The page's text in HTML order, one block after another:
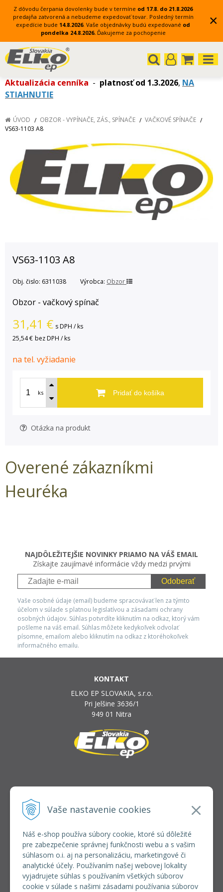
Vaše nastavenie cookies
Náš e-shop používa súbory cookie, ktoré sú dôležité
pre zabezpečenie správnej funkčnosti webu a s vašim
súhlasom o.i. aj na personalizáciu, marketingové či
analytické účely. Používaním našej webovej lokality
vyjadrujete súhlas s používaním všetkých súborov
cookie v súlade s našimi zásadami používania súborov
Z dôvodu čerpania dovolenky bude v termíne od 17.8. do 21.8.2026
predajňa zatvorená a nebudeme expedovať tovar. Posledný termín
expedície bude 14.8.2026. Vaše objednávky budú expedované od
pondelka 24.8.2026. Ďakujeme za pochopenie
×
Aktualizácia cenníka - platnosť od 1.3.2026, NA
STIAHNUTIE
ÚVOD OBZOR - VYPÍNAČE, ZÁS., SPÍNAČE
VAČKOVÉ SPÍNAČE
VS63-1103 A8
VS63-1103 A8
Obj. čislo: 6311038 Výrobca: Obzor
Obzor - vačkový spínač
31,41 € s DPH / ks
25,54 € bez DPH / ks
na tel. vyžiadanie
ks Pridať do košíka
Otázka na produkt
Overené zákazníkmi
Heuréka
NAJDÔLEŽITEJŠIE NOVINKY PRIAMO NA VÁŠ EMAIL
Získajte zaujímavé informácie vždy medzi prvými
Odoberať
Vaše osobné údaje (email) budeme spracovávať len za týmto
účelom v súlade s platnou legislatívou a zásadami ochrany
osobných údajov. Súhlas potvrdíte kliknutím na odkaz, ktorý vám
pošleme na váš email. Súhlas môžete kedykoľvek odvolať
písomne, emailom alebo kliknutím na odkaz z ktoréhokoľvek
informačného emailu.
KONTAKT
ELKO EP SLOVAKIA, s.r.o.
Pri Jelšine 3636/1
949 01 Nitra
INFOLINKA
+421 37 6586 731
VŠETKO O NÁKUPE
REGISTRÁCIA VEĽKOOBCHOD
Formulár na odsúpenie od zmluvy
Doprava a platba